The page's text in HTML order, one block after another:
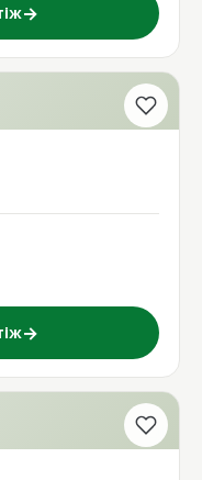
→
→